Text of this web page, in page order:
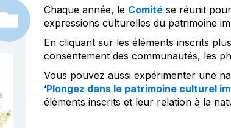
Chaque année, le Comitése réunit pour
expressions culturelles du patrimoine
En cliquant sur les éléments inscrits
consentement des communautés, les
Vous pouvez aussi expérimenter une
‘Plongez dans le patrimoine culturel
éléments inscrits et leur relation à la